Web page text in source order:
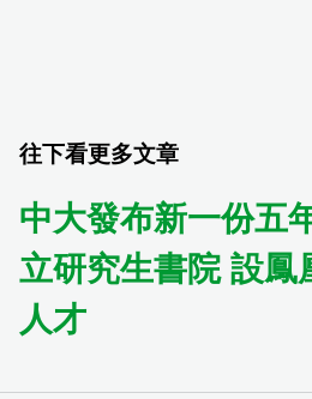
往下看更多文章
中大發布新一份五
立研究生書院 設鳳
人才